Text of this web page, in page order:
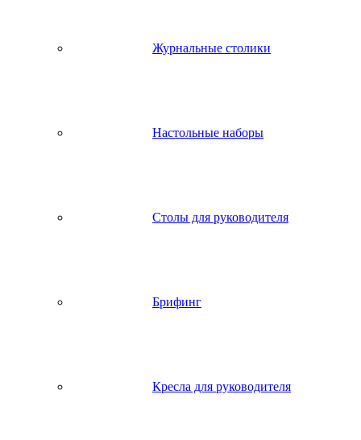
Журнальные столики
Настольные наборы
Столы для руководителя
Брифинг
Кресла для руководителя